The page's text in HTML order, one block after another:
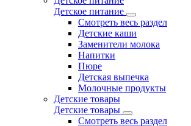
Детское питание
Смотреть весь раздел
Детские каши
Заменители молока
Напитки
Пюре
Детская выпечка
Молочные продукты
Детские товары
Детские товары
Смотреть весь раздел